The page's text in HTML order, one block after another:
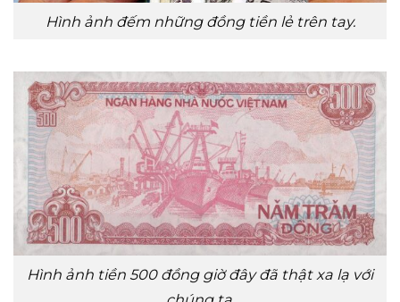
Hình ảnh đếm những đồng tiền lẻ trên tay.
Hình ảnh tiền 500 đồng giờ đây đã thật xa lạ với